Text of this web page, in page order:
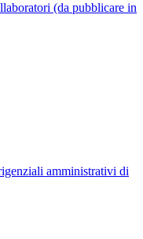
(da pubblicare in
amministrativi di